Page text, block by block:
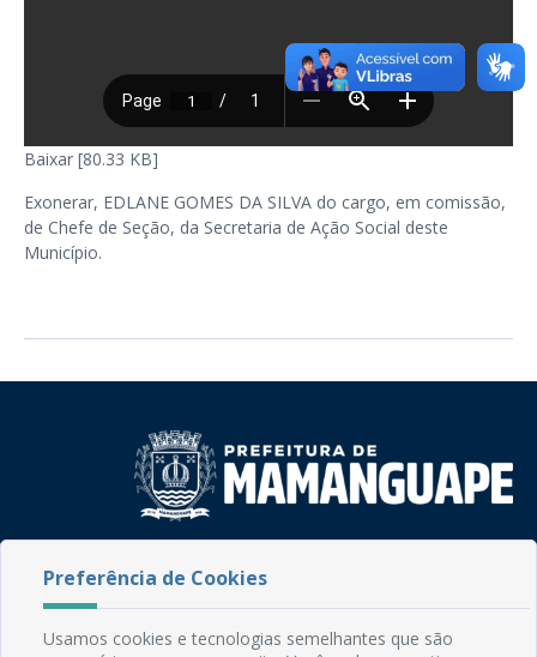
Baixar [80.33 KB]
Exonerar, EDLANE GOMES DA SILVA do cargo, em comissão,
de Chefe de Seção, da Secretaria de Ação Social deste
Município.
CEP: 58.280-000 - Mamanguape/PB
Fone: (83) 3292-2246
Email: comunicacao@mamanguape.pb.gov.br
Preferência de Cookies
Usamos cookies e tecnologias semelhantes que são